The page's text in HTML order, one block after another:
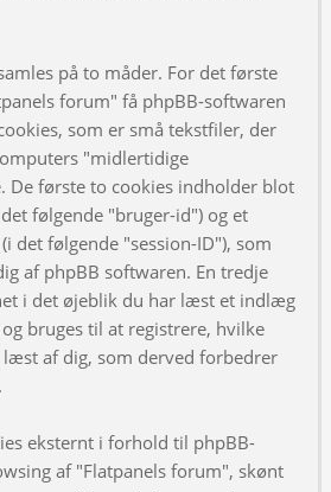
på to måder. For det første
forum" få phpBB-softwaren
som er små tekstfiler, der
"midlertidige
De første to cookies indholder blot
følgende "bruger-id") og et
det følgende "session-ID"), som
af phpBB softwaren. En tredje
i det øjeblik du har læst et indlæg
bruges til at registrere, hvilke
af dig, som derved forbedrer
eksternt i forhold til phpBB-
af "Flatpanels forum", skønt